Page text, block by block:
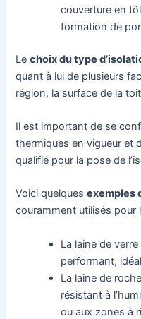
couverture en
formation de
Lechoix du type
quant à lui de plusieurs
région, la surface de la
Il est important de se
thermiques en vigueur et
qualifié pour la pose de
Voici quelquesexemples
couramment utilisés pour
La laine de
performant,
La laine de
résistant à
ou aux zones à